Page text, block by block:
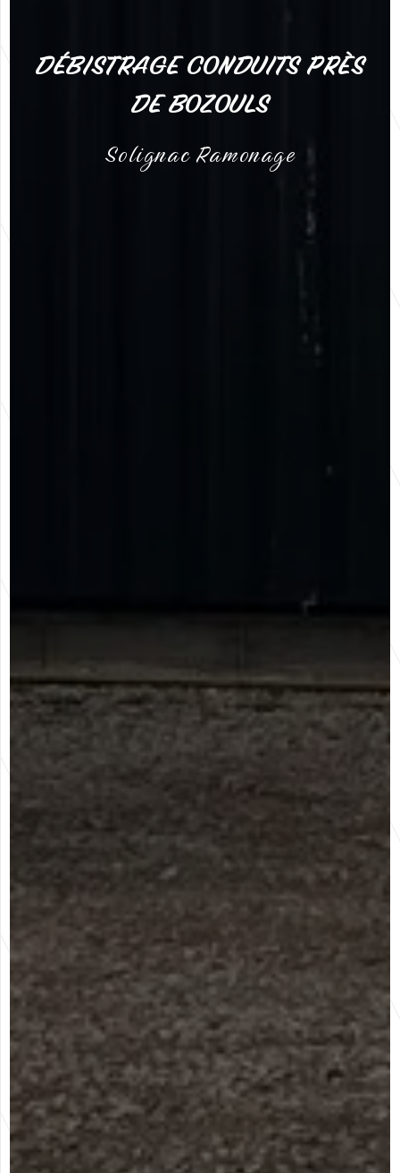
DÉBISTRAGE CONDUITS PRÈS
DE BOZOULS
Solignac Ramonage